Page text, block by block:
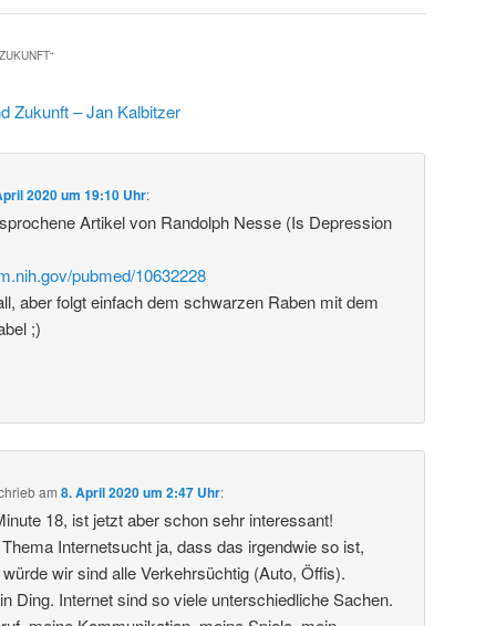
“
Zukunft – Jan Kalbitzer
2020 um 19:10 Uhr:
Artikel von Randolph Nesse (Is Depression
pubmed/10632228
aber folgt einfach dem schwarzen Raben mit dem
;)
am8. April 2020 um 2:47 Uhr:
18, ist jetzt aber schon sehr interessant!
Internetsucht ja, dass das irgendwie so ist,
wir sind alle Verkehrsüchtig (Auto, Öffis).
Ding. Internet sind so viele unterschiedliche Sachen.